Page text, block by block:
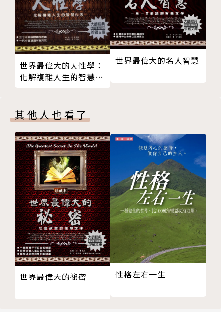
先天弱視，由於長期大量閱讀，視力逐漸惡化。1997
年，因為白內障手術失敗，右眼完全失明，左眼視力也
因白內障惡化持續減弱，近乎全盲，但仍以口述的方式
撰寫歷史專欄文章。2006年，進入教會，受洗為基督
徒。2007年，經歷一場成功的白內障手術後，恢復了
左眼視力，人生重獲光明。
博士。曾任政治大學歷史系教授、歷史系主任、歷史研
究所所長、文理學院院長，臺灣師範大學歷史研究所教
授，東海大學歷史研究所教授，中華文化復興運動推行
委員會執行秘書，中國歷史學會理事長，中國唐代學會
理事長。
重要著作：《武則天傳：戲說武媚娘傳奇一生》、《隋
唐史》、《唐代藩鎮與中央關係之研究》、《中國歷代
創業帝王》、《唐代的宦官》、《唐代人物與政治》、
《唐代政治史論集》等。
卷下 品味成功
生命與生活
快樂的人生
人生的選擇
人生的角色
人性中的善與惡
走出苦難
愛與忍耐
愛與寬恕
變與不變
突破人生的困境
打破前世孽障的魔咒
英雄與英雄崇拜
附錄 從黑暗到光明──記我的重生
王壽南主要著作與主編之圖書
世界最偉大的人性學：
化解複雜人生的智慧心
世界最偉大的名人智慧
其他人也看了
世界最偉大的祕密 性格左右一生